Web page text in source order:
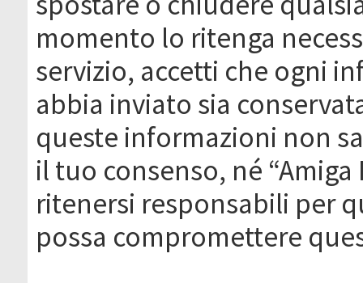
momento lo ritenga
servizio, accetti che ogni
abbia inviato sia
queste informazioni non
il tuo consenso, né
ritenersi responsabili per
possa compromettere